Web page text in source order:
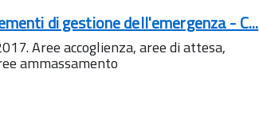
di gestione dell'emergenza - C...
Aree accoglienza, aree di attesa,
ammassamento